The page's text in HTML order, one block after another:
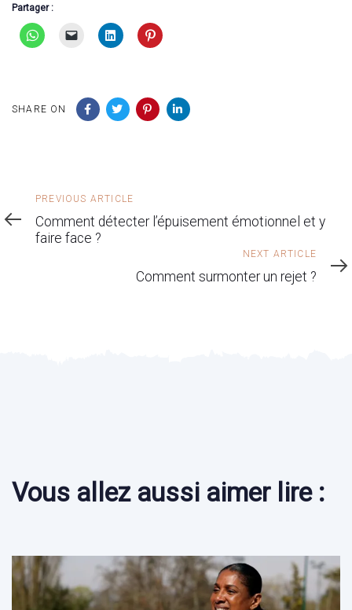
Partager :
SHARE ON
Previous
Article
PREVIOUS ARTICLE
Comment détecter l’épuisement émotionnel et y
faire face ?
Article
NEXT ARTICLE
Comment surmonter un rejet ?
Vous allez aussi aimer lire :